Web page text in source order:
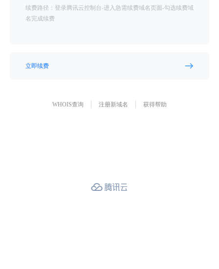
续费路径：登录腾讯云控制台-进入急需续费域名页面-勾选续费域
名完成续费
立即续费
WHOIS查询 注册新域名 获得帮助